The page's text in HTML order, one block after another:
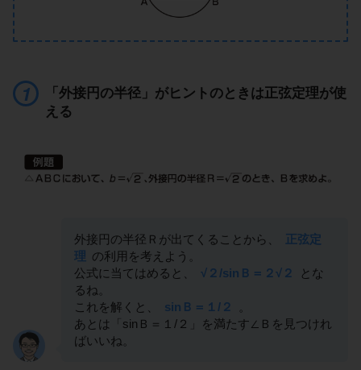
「外接円の半径」がヒントのときは正弦定理が使
える
外接円の半径Ｒが出てくることから、
正弦定
理 の利用を考えよう。
公式に当てはめると、
√２/sinＢ＝２√２
とな
るね。
これを解くと、
sinＢ＝１/２
あとは「sinＢ＝１/２」を満たす∠Ｂを見つけれ
ばいいね。